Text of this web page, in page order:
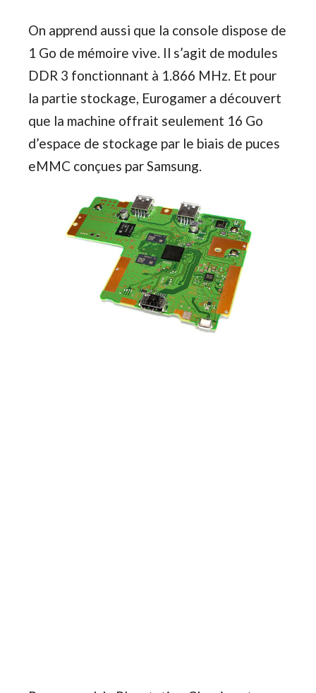
On apprend aussi que la console dispose de
1 Go de mémoire vive. Il s’agit de modules
DDR 3 fonctionnant à 1.866 MHz. Et pour
la partie stockage, Eurogamer a découvert
que la machine offrait seulement 16 Go
d’espace de stockage par le biais de puces
eMMC conçues par Samsung.